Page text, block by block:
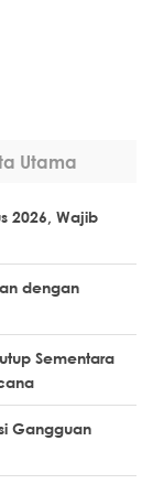
Utama
2026, Wajib
dengan
Sementara
Gangguan